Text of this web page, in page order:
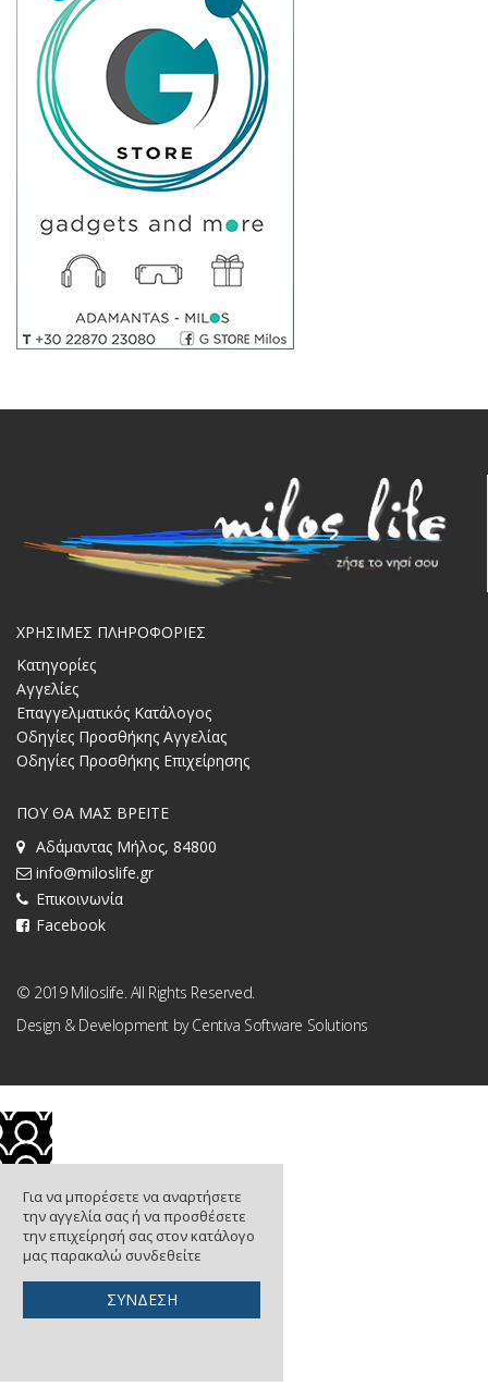
ΧΡΗΣΙΜΕΣ ΠΛΗΡΟΦΟΡΙΕΣ
Κατηγορίες
Αγγελίες
Επαγγελματικός Κατάλογος
Οδηγίες Προσθήκης Αγγελίας
Οδηγίες Προσθήκης Επιχείρησης
ΠΟΥ ΘΑ ΜΑΣ ΒΡΕΙΤΕ
Αδάμαντας Μήλος, 84800
info@miloslife.gr
Επικοινωνία
Facebook
© 2019 Miloslife. All Rights Reserved.
Design & Development byCentiva Software Solutions
Για να μπορέσετε να αναρτήσετε
την αγγελία σας ή να προσθέσετε
την επιχείρησή σας στον κατάλογο
μας παρακαλώ συνδεθείτε
ΣΥΝΔΕΣΗ